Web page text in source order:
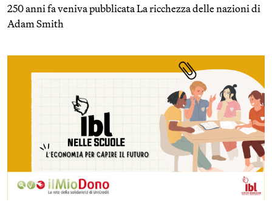
250 anni fa veniva pubblicata La ricchezza delle nazioni di
Adam Smith